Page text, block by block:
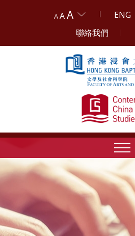
AAA
ENG
聯絡我們
Skip to content (Press enter)